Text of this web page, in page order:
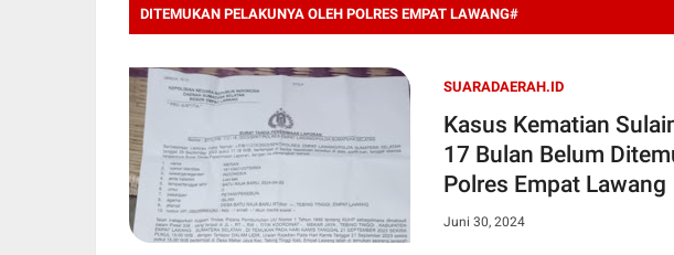
DITEMUKAN PELAKUNYA OLEH POLRES EMPAT LAWANG#
SUARADAERAH.ID
Kasus Kematian
17 Bulan Belum
Polres Empat Lawang
Juni 30, 2024